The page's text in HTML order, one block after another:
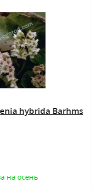
hybrida Barhms
на осень